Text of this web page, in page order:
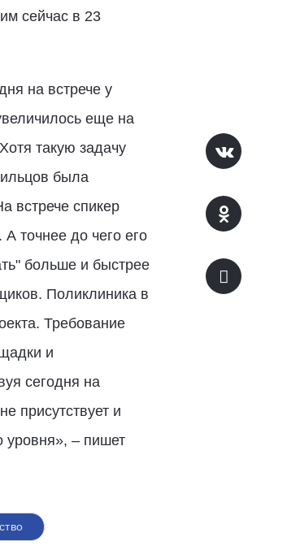
сейчас в 23
на встрече у
еще на
такую задачу
была
встрече спикер
точнее до чего его
больше и быстрее
Поликлиника в
Требование
и
сегодня на
присутствует и
уровня», – пишет